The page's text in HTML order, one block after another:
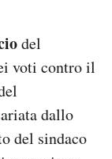
del
voti contro il
dallo
del sindaco